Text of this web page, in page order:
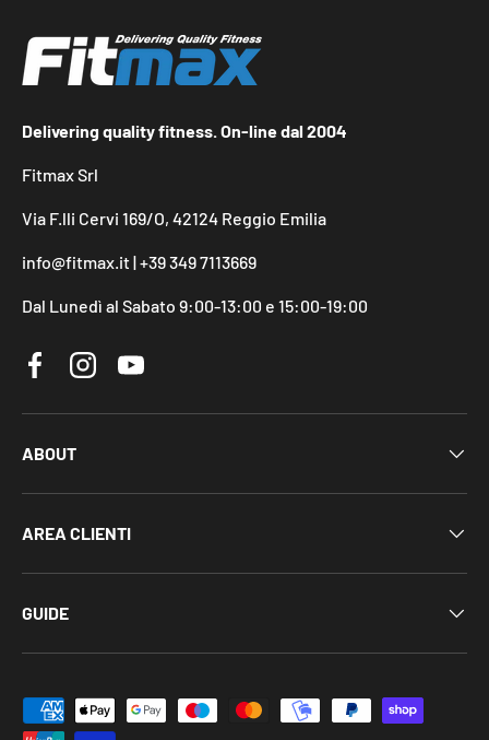
Delivering quality fitness. On-line dal 2004
Fitmax Srl
Via F.lli Cervi 169/O, 42124 Reggio Emilia
info@fitmax.it | +39 349 7113669
Dal Lunedì al Sabato 9:00-13:00 e 15:00-19:00
FacebookInstagramYouTube
ABOUT
AREA CLIENTI
GUIDE
Metodi di pagamento accettati